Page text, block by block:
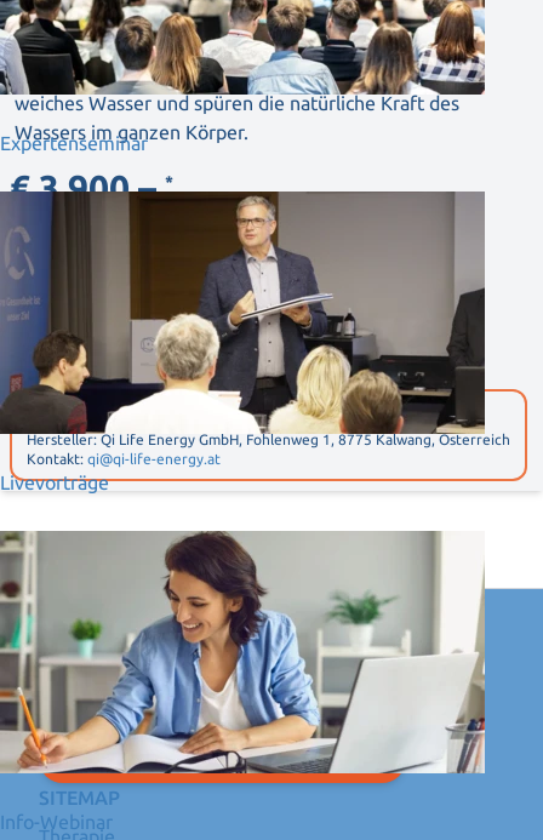
Expertenseminar
Livevorträge
Info-Webinar
Water Alive verwandelt Ihr Leitungswasser in frisches,
lebendiges Quellwasser.Sie genießen energetisches,
weiches Wasser und spüren die natürliche Kraft des
Wassers im ganzen Körper.
€ 3.900,–*
Mit dem Kauf eines Qi Quant Produktes investieren Sie in den Support eines Fachberaters. Service und
Beratungsleistungen sind im Kaufpreis enthalten.
ZUM PRODUKT
Angaben zur Produktsicherheit
Hersteller: Qi Life Energy GmbH, Fohlenweg 1, 8775 Kalwang, Österreich
Kontakt: qi@qi-life-energy.at
Qi-Quant
Wir haben Ihr Interesse geweckt und Sie wollen
mehr über unsere Produkte erfahren?
BERATUNGSGESPRÄCH VEREINBAREN
SITEMAP